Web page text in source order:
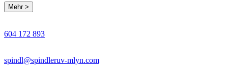
Mehr >
−
604 172 893
spindl@spindleruv-mlyn.com